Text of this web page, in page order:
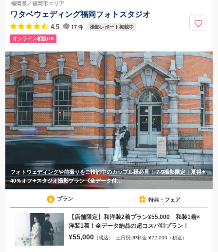
092-736-7755
福岡県／福岡市エリア
ワタベウェディング福岡フォトスタジオ
4.5 17件 撮影レポート掲載中
オンライン相談OK
フォトウェディングや前撮りをご検討中のカップル様必見！ 7-9撮影限定｜夏得✦
40％オフ✦スタジオ撮影プラン《全データ付…
プラン 特典・フェア
【店舗限定】和洋装2着プラン¥55,000 和装1着×
洋装1着！全データ納品の超コスパ◎プラン！
¥55,000 （税込） 土日祝UP料金 ¥22,000（税込）